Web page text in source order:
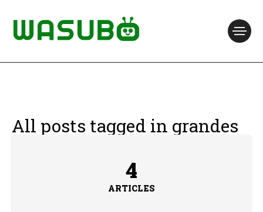
All posts tagged in grandes
4
ARTICLES